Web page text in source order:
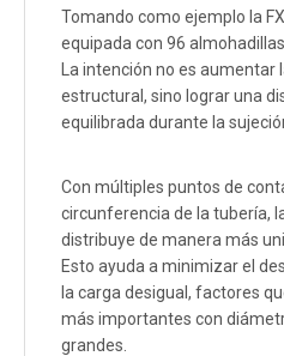
Tomando como ejemplo la
equipada con 96
La intención no es aumentar
estructural, sino lograr una
equilibrada durante la
Con múltiples puntos de
circunferencia de la tubería,
distribuye de manera más
Esto ayuda a minimizar el
la carga desigual, factores
más importantes con
grandes.